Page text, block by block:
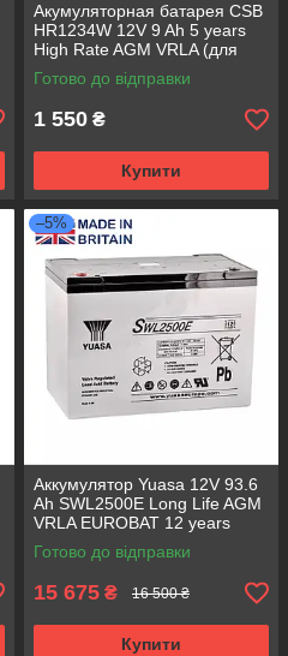
Акумуляторная батарея CSB
HR1234W 12V 9 Ah 5 years
High Rate AGM VRLA (для
ИБП)
Готово до відправки
1 550 ₴
Купити
–5%
Аккумулятор Yuasa 12V 93.6
Ah SWL2500E Long Life AGM
VRLA EUROBAT 12 years
(made in UK)
Готово до відправки
15 675 ₴ 16 500 ₴
Купити